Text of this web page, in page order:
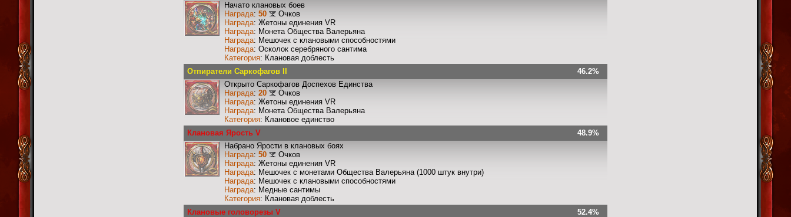
Начато клановых боев
Награда: 50
Очков
Награда: Жетоны единения VR
Награда: Монета Общества Валерьяна
Награда: Мешочек с клановыми способностями
Награда: Осколок серебряного сантима
Категория: Клановая доблесть
Отпиратели Саркофагов II
46.2%
Открыто Саркофагов Доспехов Единства
Награда: 20
Очков
Награда: Жетоны единения VR
Награда: Монета Общества Валерьяна
Категория: Клановое единство
Клановая Ярость V
48.9%
Набрано Ярости в клановых боях
Награда: 50
Очков
Награда: Жетоны единения VR
Награда: Мешочек с монетами Общества Валерьяна (1000 штук внутри)
Награда: Мешочек с клановыми способностями
Награда: Медные сантимы
Категория: Клановая доблесть
Клановые головорезы V
52.4%